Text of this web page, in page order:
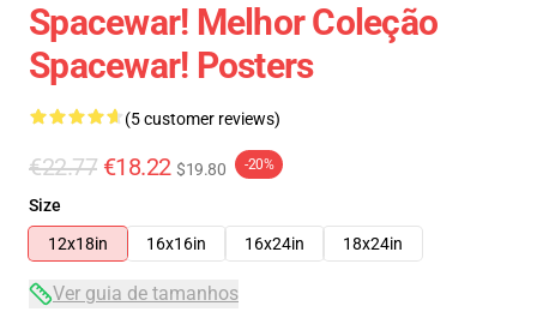
Spacewar! Melhor Coleção
Spacewar! Posters
(5 customer reviews)
€22.77 €18.22 $19.80 -20%
Size
12x18in
16x16in 16x24in 18x24in
Ver guia de tamanhos